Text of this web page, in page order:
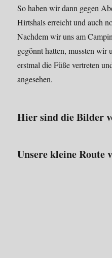
So haben wir dann gegen
Hirtshals erreicht und auch
Nachdem wir uns am
gegönnt hatten, mussten wir
erstmal die Füße vertreten
angesehen.
Hier sind die Bilder
Unsere kleine Route